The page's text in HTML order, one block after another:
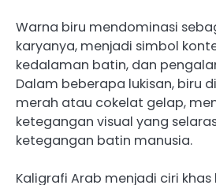
‎Warna biru mendominasi
karyanya, menjadi simbol
kedalaman batin, dan
Dalam beberapa lukisan, biru
merah atau cokelat gelap,
ketegangan visual yang
ketegangan batin manusia.
‎Kaligrafi Arab menjadi ciri